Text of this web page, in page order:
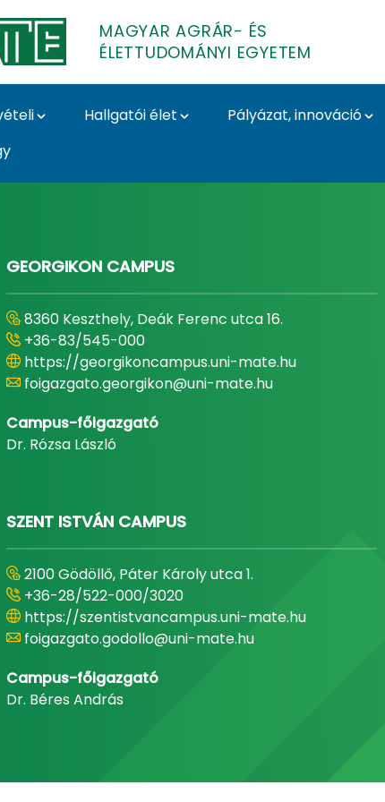
MAGYAR AGRÁR- ÉS
ÉLETTUDOMÁNYI EGYETEM
Hallgatói élet Pályázat, innováció
GEORGIKON CAMPUS
8360 Keszthely, Deák Ferenc utca 16.
+36-83/545-000
https://georgikoncampus.uni-mate.hu
foigazgato.georgikon@uni-mate.hu
Campus-főigazgató
Dr. Rózsa László
SZENT ISTVÁN CAMPUS
2100 Gödöllő, Páter Károly utca 1.
+36-28/522-000/3020
https://szentistvancampus.uni-mate.hu
foigazgato.godollo@uni-mate.hu
Campus-főigazgató
Dr. Béres András